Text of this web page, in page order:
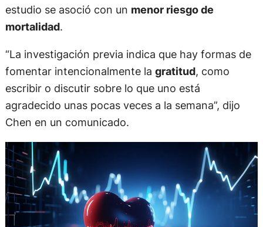
estudio se asoció con un menor riesgo de
mortalidad.
“La investigación previa indica que hay formas de
fomentar intencionalmente la gratitud, como
escribir o discutir sobre lo que uno está
agradecido unas pocas veces a la semana”, dijo
Chen en un comunicado.